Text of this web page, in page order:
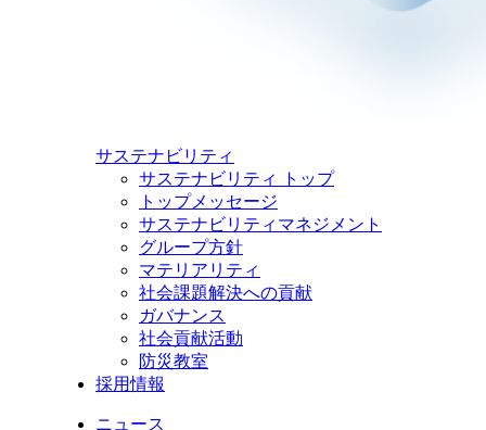
サステナビリティ
サステナビリティ トップ
トップメッセージ
サステナビリティマネジメント
グループ方針
マテリアリティ
社会課題解決への貢献
ガバナンス
社会貢献活動
防災教室
採用情報
ニュース